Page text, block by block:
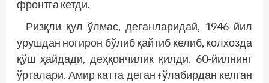
фронтга кетди.
Ризқли қул ўлмас, деганларидай, 1946 йил
урушдан ногирон бўлиб қайтиб келиб, колхозда
қўш ҳайдади, деҳқончилик қилди. 60-йилнинг
ўрталари. Амир катта деган ғўлабирдан келган